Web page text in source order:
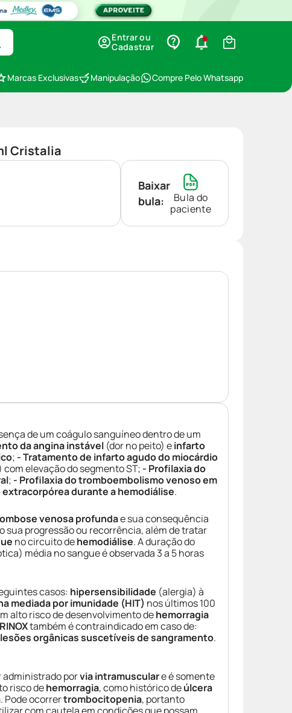
Entrar ou
Cadastrar
Marcas Exclusivas Manipulação Compre Pelo Whatsapp
Cristalia
Baixar
bula:
Bula do
paciente
de um coágulo sanguíneo dentro de um
da angina instável (dor no peito) einfarto
; - Tratamento de infarto agudo do miocárdio
elevação do segmento ST; - Profilaxia do
; - Profilaxia do tromboembolismo venoso em
durante a hemodiálise.
venosa profundae sua consequência
sua progressão ou recorrência, além de tratar
no circuito dehemodiálise. A duração do
média no sangue é observada 3 a 5 horas
casos: hipersensibilidade (alergia) à
mediada por imunidade (HIT) nos últimos 100
alto risco de desenvolvimento dehemorragia
também é contraindicado em caso de:
lesões orgânicas suscetíveis de sangramento.
administrado porvia intramusculare é somente
risco dehemorragia, como histórico deúlcera
. Pode ocorrertrombocitopenia, portanto